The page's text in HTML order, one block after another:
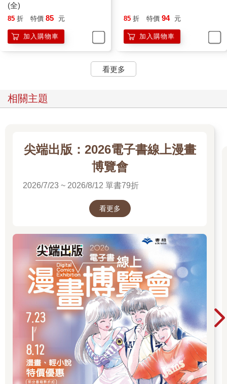
(全)
85 折 特價 85 元
加入購物車
85 折 特價 94 元
加入購物車
看更多
相關主題
尖端出版：2026電子書線上漫畫
博覽會
2026/7/23 ~ 2026/8/12 單書79折
看更多